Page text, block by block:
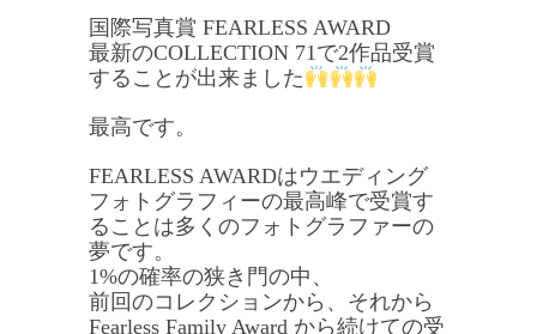
国際写真賞 FEARLESS AWARD
最新のCOLLECTION 71で2作品受賞
することが出来ました
最高です。
FEARLESS AWARDはウエディング
フォトグラフィーの最高峰で受賞す
ることは多くのフォトグラファーの
夢です。
1%の確率の狭き門の中、
前回のコレクションから、それから
Fearless Family Award から続けての受